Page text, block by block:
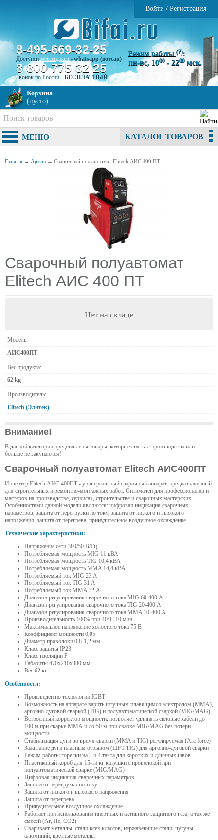
Войти / Регистрация
8-495-669-32-25
Доступенмессенджер-whatsapp (вотсап)
8-800-775-32-25
Звонок по России - БЕСПЛАТНЫЙ
Режим работы (?):
пн-вс, 1000 - 2200 мск.
Корзина
(пусто)
МЕНЮ КАТАЛОГ ТОВАРОВ
Главная → Архив → Сварочный полуавтомат Elitech АИС 400 ПT
Сварочный полуавтомат
Elitech АИС 400 ПT
Нет на складе
Модель:
АИС400ПT
Вес продукта:
62 kg
Производитель:
Elitech (Элитек)
Внимание!
В данной категории представлены товары, которые сняты с производства или
больше не закупаются!
Сварочный полуавтомат Elitech АИС400ПT
Инвертер Elitech АИС 400ПT - универсальный сварочный аппарат, предназначенный
для строительных и ремонтно-монтажных работ. Оптимален для профессионалов и
мастеров на производстве, сервисах, строительстве и сварочных мастерских.
Особенностями данной модели являются: цифровая индикация сварочных
параметров, защита от перегрузки по току, защита от низкого и высокого
напряжения, защита от перегрева, принудительное воздушное охлаждение.
Технические характеристики:
Напряжение сети 380/50 В/Гц
Потребляемая мощность MIG 11 кВА
Потребляемая мощность TIG 10,4 кВА
Потребляемая мощность MMA 14,4 кВА
Потребляемый ток MIG 23 А
Потребляемый ток TIG 31 А
Потребляемый ток MMA 32 А
Диапазон регулирования сварочного тока MIG 60-400 А
Диапазон регулирования сварочного тока TIG 20-400 А
Диапазон регулирования сварочного тока MMA 10-400 А
Производительность 100% при 40°С 10 мин
Максимальное напряжение холостого тока 75 В
Коэффициент мощности 0,95
Диаметр проволоки 0,8-1,2 мм
Класс защиты IP23
Класс изоляции F
Габариты 470х210х380 мм
Вес 62 кг
Особенности:
Произведен по технологии IGBT
Возможность на аппарате варить штучным плавящимся электродом (ММА),
аргонно-дуговой сваркой (TIG) и полуавтоматической сваркой (MIG/MAG)
Встроенный корректор мощности, позволяет удлинять силовые кабели до
100 м при сварке ММА и до 50 м при сварке MIG/MAG без потери
мощности
Стабилизация дуги во время сварки (MMA и TIG) регулируемая (Arc force)
Зажигание дуги плавным отрывом (LIFT TIG) для аргонно-дуговой сварки
Режим работы горелки на 2 и 4 такта для коротких и длинных швов
Пластиковый короб для 15-ти кг катушки с проволокой при
полуавтоматической сварке (MIG/MAG)
Цифровая индикация сварочных параметров
Защита от перегрузки по току
Защита от низкого и высокого напряжения
Защита от перегрева
Принудительное воздушное охлаждение
Работает при использовании инертных и активного защитного газа, а так же
смесей (Ar, He, CO2)
Сваривает металлы: стали всех классов, нержавеющие стали, чугуны,
алюминий, цветные металлы